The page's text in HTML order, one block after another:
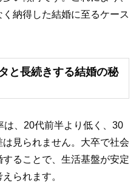
納得した結婚に至るケース
と長続きする結婚の秘
は、20代前半より低く、30
見られません。大卒で社会
ることで、生活基盤が安定
られます。